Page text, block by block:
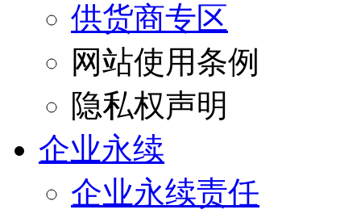
供货商专区
网站使用条例
隐私权声明
企业永续
企业永续责任